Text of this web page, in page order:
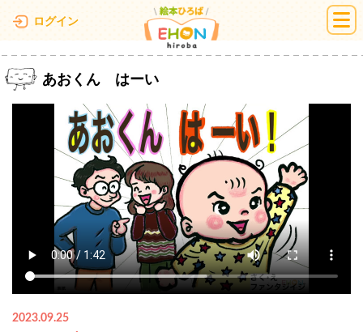
ログイン 絵本ひろば
あおくん はーい
2023.09.25